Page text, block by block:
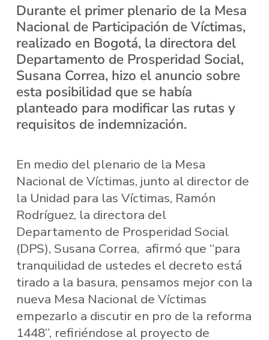
Durante el primer plenario de la Mesa
Nacional de Participación de Víctimas,
realizado en Bogotá, la directora del
Departamento de Prosperidad Social,
Susana Correa, hizo el anuncio sobre
esta posibilidad que se había
planteado para modificar las rutas y
requisitos de indemnización.
En medio del plenario de la Mesa
Nacional de Víctimas, junto al director de
la Unidad para las Víctimas, Ramón
Rodríguez, la directora del
Departamento de Prosperidad Social
(DPS), Susana Correa, afirmó que “para
tranquilidad de ustedes el decreto está
tirado a la basura, pensamos mejor con la
nueva Mesa Nacional de Víctimas
empezarlo a discutir en pro de la reforma
1448”, refiriéndose al proyecto de